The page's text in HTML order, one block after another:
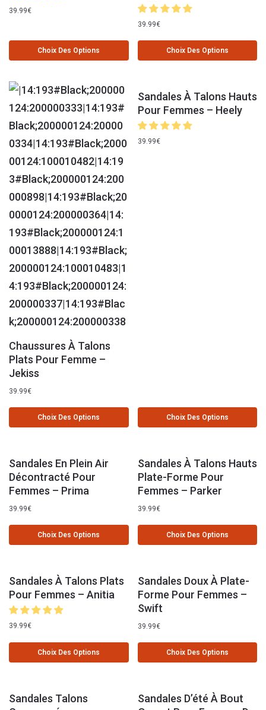
39.99€
Choix Des Options
39.99€
Choix Des Options
Chaussures À Talons
Plats Pour Femme –
Jekiss
39.99€
Choix Des Options
Sandales À Talons Hauts
Pour Femmes – Heely
39.99€
Choix Des Options
Sandales En Plein Air
Décontracté Pour
Femmes – Prima
39.99€
Choix Des Options
Sandales À Talons Hauts
Plate-Forme Pour
Femmes – Parker
39.99€
Choix Des Options
Sandales À Talons Plats
Pour Femmes – Anitia
39.99€
Choix Des Options
Sandales Doux À Plate-
Forme Pour Femmes –
Swift
39.99€
Choix Des Options
Sandales Talons
Sandales D’été À Bout